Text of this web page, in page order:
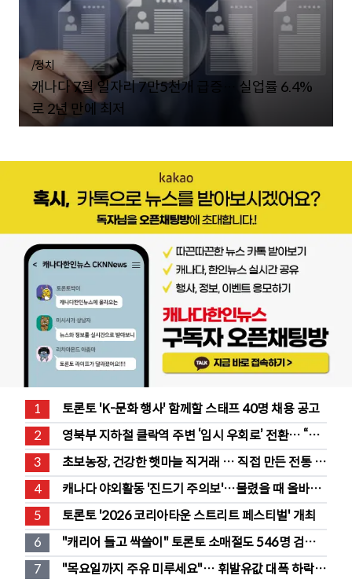
/정치
캐나다 7월 일자리 7만5천개 급증… 실업률 6.4%
로 2년 만에 최저
1
토론토 'K-문화 행사' 함께할 스태프 40명 채용 공고
2
영북부 지하철 클락역 주변 ‘임시 우회로’ 전환… “영
스트리트 바뀐다”
3
초보농장, 건강한 햇마늘 직거래 … 직접 만든 전통 장
류도 판매
4
캐나다 야외활동 '진드기 주의보'…물렸을 때 올바른
대처법은?
5
토론토 '2026 코리아타운 스트리트 페스티벌' 개최
6
"캐리어 들고 싹쓸이" 토론토 소매절도 546명 검
거…훔친 물건 재유통
7
"목요일까지 주유 미루세요"… 휘발유값 대폭 하락